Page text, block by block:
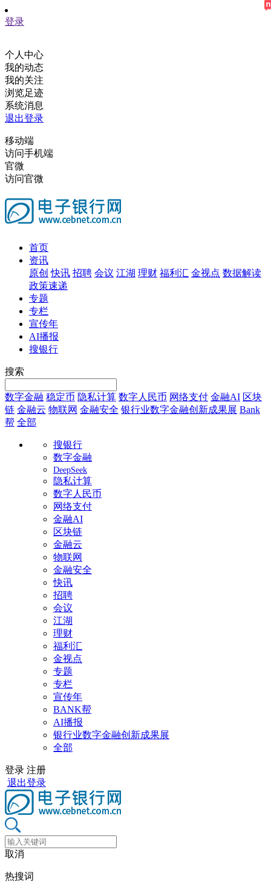
登录
个人中心
我的动态
我的关注
浏览足迹
系统消息
退出登录
移动端
访问手机端
官微
访问官微
首页
资讯
原创 快讯 招聘 会议 江湖 理财 福利汇 金视点 数据解读
政策速递
专题
专栏
宣传年
AI播报
搜银行
搜索
数字金融 稳定币 隐私计算 数字人民币 网络支付 金融AI 区块
链 金融云 物联网 金融安全 银行业数字金融创新成果展 Bank
帮 全部
搜银行
数字金融
DeepSeek
隐私计算
数字人民币
网络支付
金融AI
区块链
金融云
物联网
金融安全
快讯
招聘
会议
江湖
理财
福利汇
金视点
专题
专栏
宣传年
BANK帮
AI播报
银行业数字金融创新成果展
全部
登录 注册
退出登录
取消
热搜词